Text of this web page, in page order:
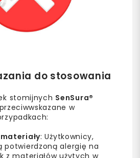
do stosowania
stomijnych SenSura®
w
: Użytkownicy,
potwierdzoną alergię na
z materiałów użytych w